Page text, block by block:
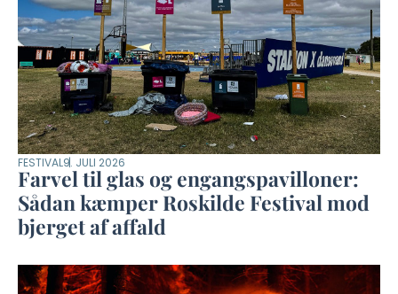
FESTIVAL9. JULI 2026
Farvel til glas og engangspavilloner:
Sådan kæmper Roskilde Festival mod
bjerget af affald